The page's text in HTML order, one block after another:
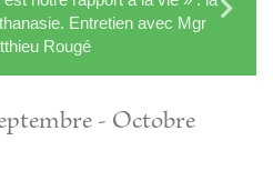
Entretien avec Mgr
Rougé
- Octobre